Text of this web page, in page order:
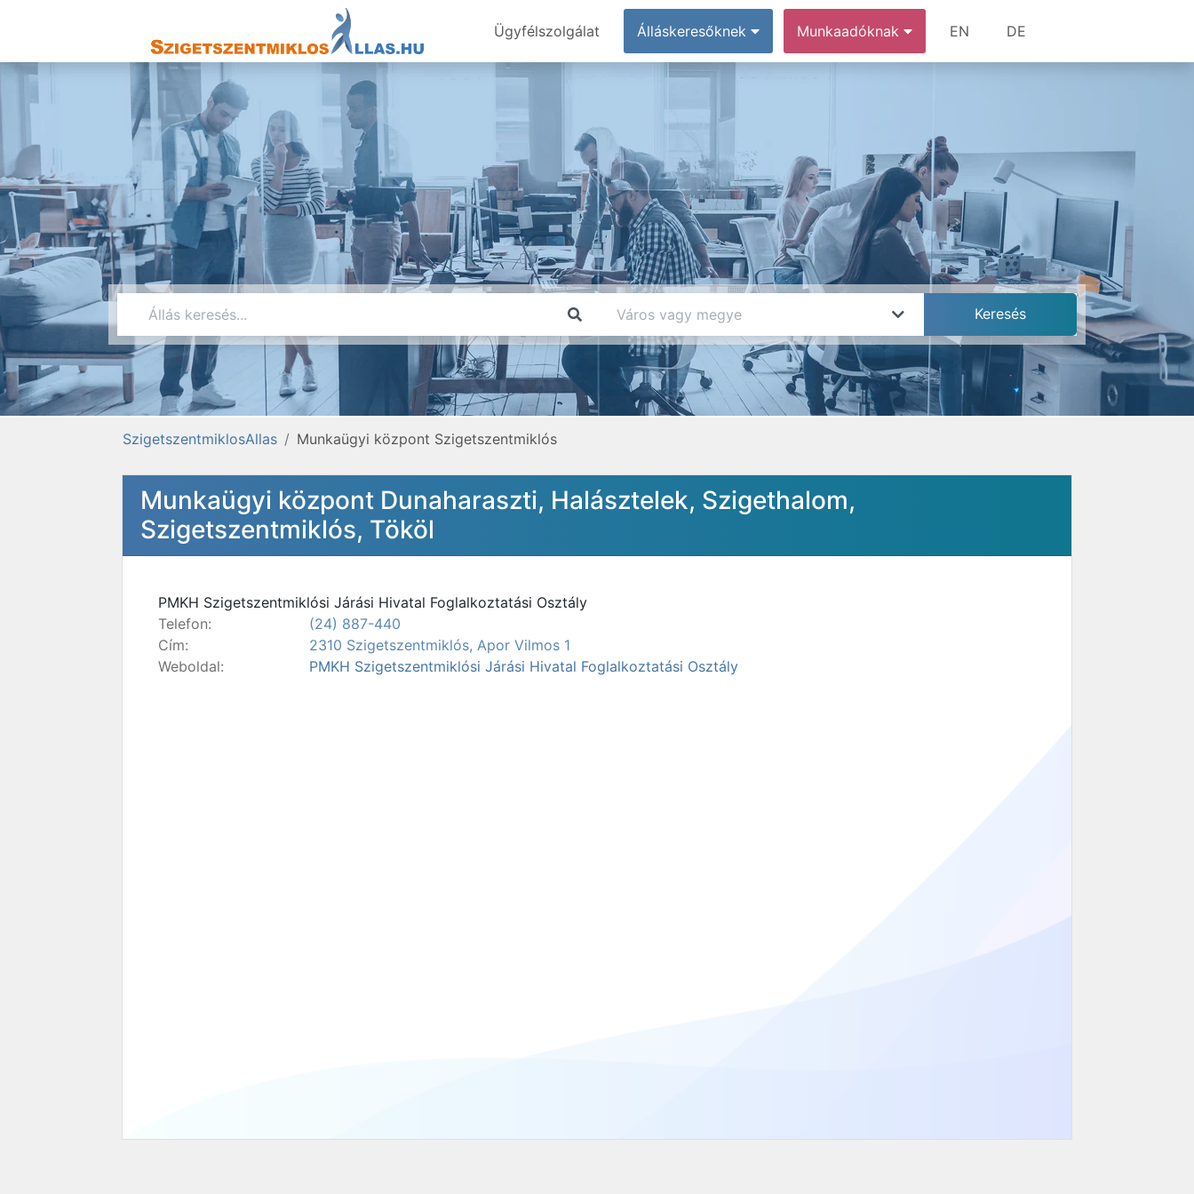
Ügyfélszolgálat Álláskeresőknek Munkaadóknak EN DE
SzigetszentmiklosAllas Munkaügyi központ Szigetszentmiklós
Munkaügyi központ Dunaharaszti, Halásztelek, Szigethalom,
Szigetszentmiklós, Tököl
PMKH Szigetszentmiklósi Járási Hivatal Foglalkoztatási Osztály
Telefon:
(24) 887-440
Cím:
2310 Szigetszentmiklós, Apor Vilmos 1
Weboldal:
PMKH Szigetszentmiklósi Járási Hivatal Foglalkoztatási Osztály